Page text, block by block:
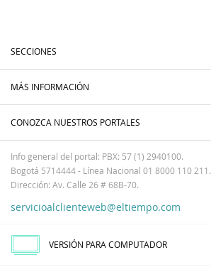
SECCIONES
MÁS INFORMACIÓN
CONOZCA NUESTROS PORTALES
Info general del portal: PBX: 57 (1) 2940100.
Bogotá 5714444 - Línea Nacional 01 8000 110 211.
Dirección: Av. Calle 26 # 68B-70.
servicioalclienteweb@eltiempo.com
VERSIÓN PARA COMPUTADOR